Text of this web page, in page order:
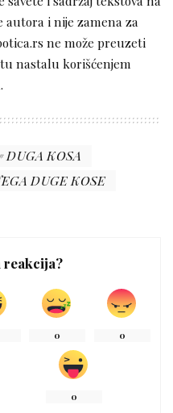
i nije zamena za
ne može preuzeti
nastalu korišćenjem
DUGA KOSA
DUGE KOSE
reakcija?
0 0
0